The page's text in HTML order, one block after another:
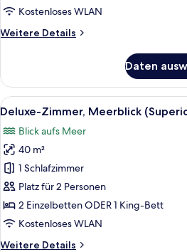
Use)
Kostenloses WLAN
Weitere Details
Weitere
Zimmer,
Meerblick
(Superior
Single
Use)
Daten
Alle
Fotos
für
Deluxe-
Zimmer,
Meerblick
(Superior)
anzeigen
5
Deluxe-Zimmer, Meerblick
Blick aufs Meer
40 m²
1 Schlafzimmer
Platz für 2 Personen
2 Einzelbetten ODER 1 King-Bett
Kostenloses WLAN
Weitere Details
Weitere